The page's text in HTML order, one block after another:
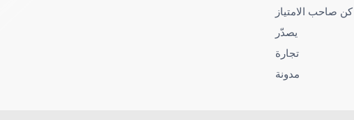
كن صاحب الامتياز
يصدّر
تجارة
مدونة